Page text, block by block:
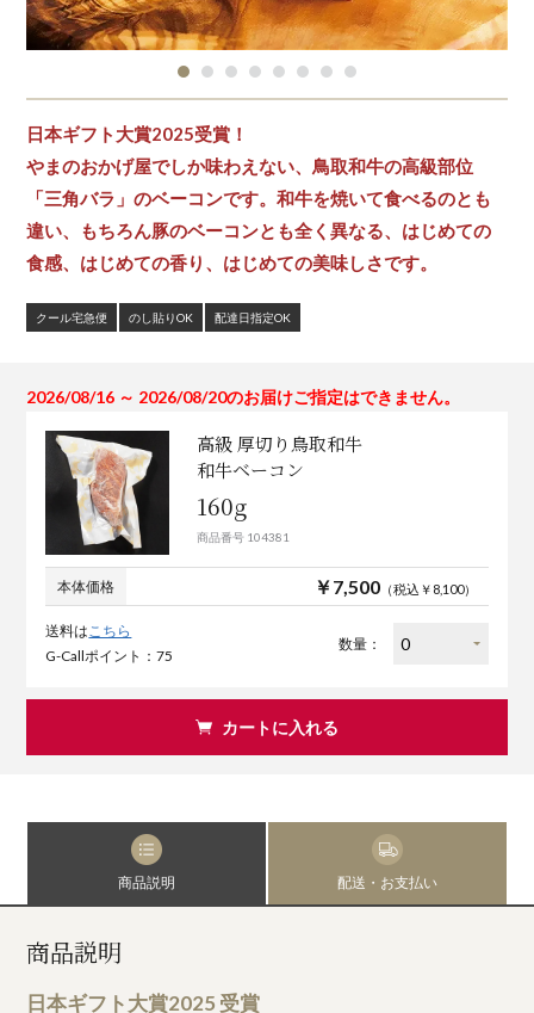
日本ギフト大賞2025受賞！
やまのおかげ屋でしか味わえない、鳥取和牛の高級部位
「三角バラ」のベーコンです。和牛を焼いて食べるのとも
違い、もちろん豚のベーコンとも全く異なる、はじめての
食感、はじめての香り、はじめての美味しさです。
クール宅急便 のし貼りOK 配達日指定OK
2026/08/16 ～ 2026/08/20のお届けご指定はできません。
高級 厚切り鳥取和牛
和牛ベーコン
160g
商品番号 104381
本体価格 ￥7,500（税込￥8,100）
送料はこちら
G-Callポイント：75
数量：
カートに入れる
商品説明 配送・お支払い
商品説明
日本ギフト大賞2025 受賞